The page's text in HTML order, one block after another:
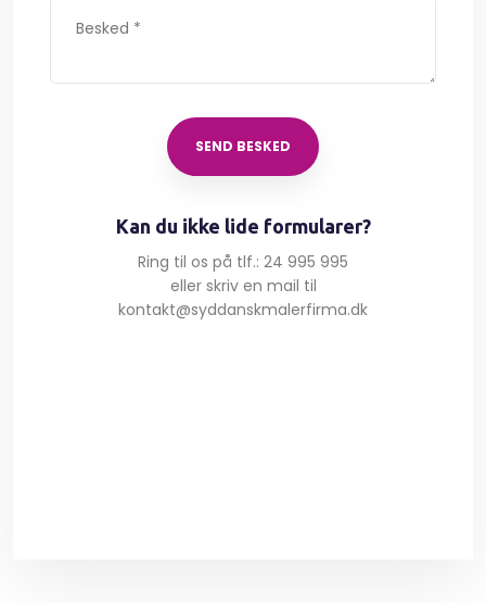
​Kan du ikke lide formularer?
Ring til os på tlf.: 24 995 995
​eller skriv en mail til
kontakt@syddanskmalerfirma.dk